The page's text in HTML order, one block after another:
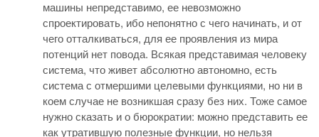
машины непредставимо, ее невозможно
спроектировать, ибо непонятно с чего начинать, и от
чего отталкиваться, для ее проявления из мира
потенций нет повода. Всякая представимая человеку
система, что живет абсолютно автономно, есть
система с отмершими целевыми функциями, но ни в
коем случае не возникшая сразу без них. Тоже самое
нужно сказать и о бюрократии: можно представить ее
как утратившую полезные функции, но нельзя